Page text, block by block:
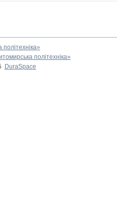
політехніка»
DuraSpace